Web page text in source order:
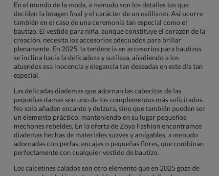
En el mundo de la moda, a menudo son los detalles los que
deciden la imagen final y el carácter de un estilismo. Así ocurre
también en el caso de una ceremonia tan especial como el
bautizo. El vestido para niña, aunque constituye el corazón de la
creación, necesita los accesorios adecuados para brillar
plenamente. En 2025, la tendencia en accesorios para bautizos
se inclina hacia la delicadeza y sutileza, añadiendo a los
atuendos esa inocencia y elegancia tan deseadas en este día tan
especial.
Las delicadas diademas que adornan las cabecitas de las
pequeñas damas son uno de los complementos más solicitados.
No solo añaden encanto y dulzura, sino que también pueden ser
un elemento práctico, manteniendo en su lugar pequeños
mechones rebeldes. En la oferta de Zoya Fashion encontramos
diademas hechas de materiales suaves y amigables, a menudo
adornadas con perlas, encajes o pequeñas flores, que combinan
perfectamente con cualquier vestido de bautizo.
Los calcetines calados son otro elemento que en 2025 goza de